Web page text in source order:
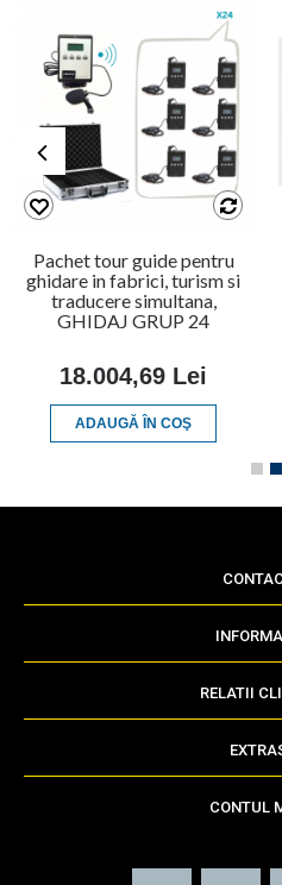
Pachet tour guide pentru
ghidare in fabrici, turism si
traducere simultana,
GHIDAJ GRUP 24
18.004,69 Lei
ADAUGĂ ÎN COŞ
RELATII
CONTUL